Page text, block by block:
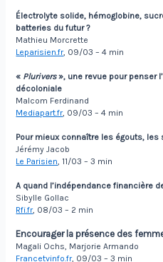
Électrolyte solide, hémoglobine,
batteries du futur?
Mathieu Morcrette
Leparisien.fr, 09/03 – 4 min
« Plurivers », une revue pour penser
décoloniale
Malcom Ferdinand
Mediapart.fr, 09/03 – 4 min
Pour mieux connaître les égouts,
Jérémy Jacob
Le Parisien, 11/03 – 3 min
A quand l’indépendance financière
Sibylle Gollac
Rfi.fr, 08/03 – 2 min
Encourager la présence des
Magali Ochs, Marjorie Armando
Francetvinfo.fr, 09/03 – 3 min